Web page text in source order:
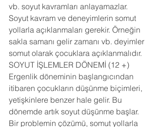
vb. soyut kavramları anlayamazlar.
Soyut kavram ve deneyimlerin somut
yollarla açıklanmaları gerekir. Örneğin
sakla samanı gelir zamanı vb. deyimler
somut olarak çocuklara açıklanmalıdır.
SOYUT İŞLEMLER DÖNEMİ (12 +)
Ergenlik döneminin başlangıcından
itibaren çocukların düşünme biçimleri,
yetişkinlere benzer hale gelir. Bu
dönemde artık soyut düşünme başlar.
Bir problemin çözümü, somut yollarla